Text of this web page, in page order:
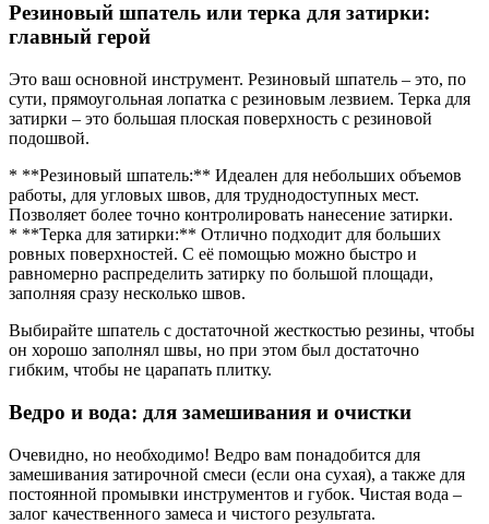
Резиновый шпатель или терка для затирки:
главный герой
Это ваш основной инструмент. Резиновый шпатель – это, по
сути, прямоугольная лопатка с резиновым лезвием. Терка для
затирки – это большая плоская поверхность с резиновой
подошвой.
* **Резиновый шпатель:** Идеален для небольших объемов
работы, для угловых швов, для труднодоступных мест.
Позволяет более точно контролировать нанесение затирки.
* **Терка для затирки:** Отлично подходит для больших
ровных поверхностей. С её помощью можно быстро и
равномерно распределить затирку по большой площади,
заполняя сразу несколько швов.
Выбирайте шпатель с достаточной жесткостью резины, чтобы
он хорошо заполнял швы, но при этом был достаточно
гибким, чтобы не царапать плитку.
Ведро и вода: для замешивания и очистки
Очевидно, но необходимо! Ведро вам понадобится для
замешивания затирочной смеси (если она сухая), а также для
постоянной промывки инструментов и губок. Чистая вода –
залог качественного замеса и чистого результата.